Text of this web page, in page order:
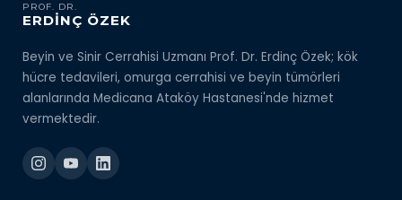
PROF. DR.
ERDİNÇ ÖZEK
Beyin ve Sinir Cerrahisi Uzmanı Prof. Dr. Erdinç Özek; kök
hücre tedavileri, omurga cerrahisi ve beyin tümörleri
alanlarında Medicana Ataköy Hastanesi'nde hizmet
vermektedir.